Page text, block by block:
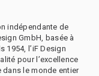
indépendante de
GmbH, basée à
1954, l’iF Design
pour l’excellence
dans le monde entier